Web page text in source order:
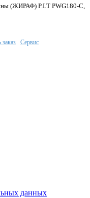
(ЖИРАФ) P.I.T PWG180-С,
заказ Сервис
данных